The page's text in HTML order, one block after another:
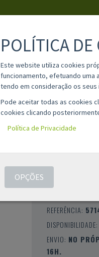
MATERIAL
REFERÊNCIA:
DISPONIBILIDADE:
ENVIO: NO
16H.
POLÍTICA DE
Este website utiliza cookies
funcionamento, efetuando uma
tendo em consideração os
Pode aceitar todas as cookies
cookies clicando
Política de Privacidade
OPÇÕES